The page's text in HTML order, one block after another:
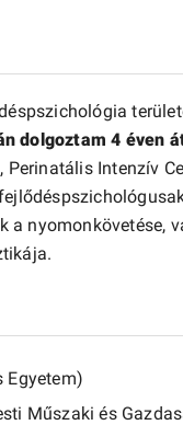
dolgoztam 4 éven
Perinatális Intenzív
a nyomonkövetése,
Egyetem)
Műszaki és